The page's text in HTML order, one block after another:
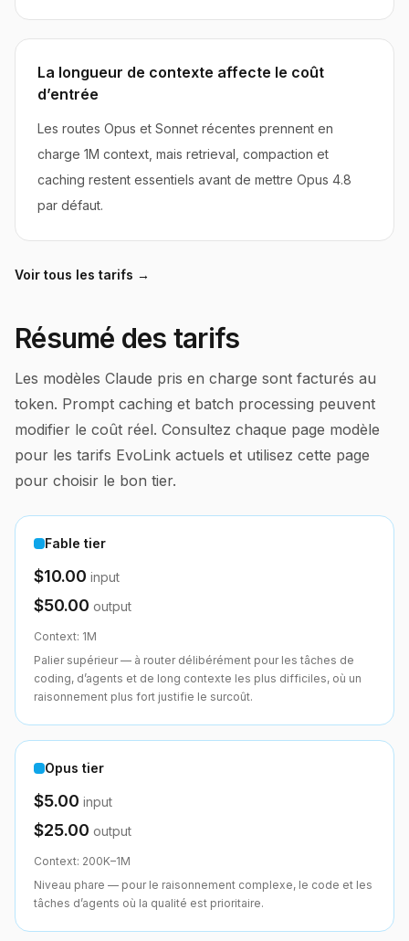
La longueur de contexte affecte le coût
d’entrée
Les routes Opus et Sonnet récentes prennent en
charge 1M context, mais retrieval, compaction et
caching restent essentiels avant de mettre Opus 4.8
par défaut.
Voir tous les tarifs →
Résumé des tarifs
Les modèles Claude pris en charge sont facturés au
token. Prompt caching et batch processing peuvent
modifier le coût réel. Consultez chaque page modèle
pour les tarifs EvoLink actuels et utilisez cette page
pour choisir le bon tier.
Fable tier
$10.00 input
$50.00 output
Context: 1M
Palier supérieur — à router délibérément pour les tâches de
coding, d’agents et de long contexte les plus difficiles, où un
raisonnement plus fort justifie le surcoût.
Opus tier
$5.00 input
$25.00 output
Context: 200K–1M
Niveau phare — pour le raisonnement complexe, le code et les
tâches d’agents où la qualité est prioritaire.